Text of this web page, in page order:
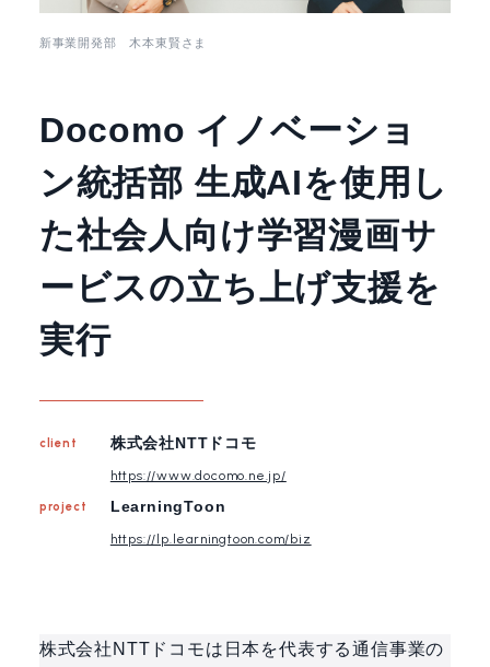
Docomo イノベーショ
ン統括部 生成AIを使用し
た社会人向け学習漫画サ
ービスの立ち上げ支援を
実行
client 株式会社NTTドコモ
https://www.docomo.ne.jp/
project LearningToon
https://lp.learningtoon.com/biz
新事業開発部 木本東賢さま
株式会社NTTドコモは日本を代表する通信事業の